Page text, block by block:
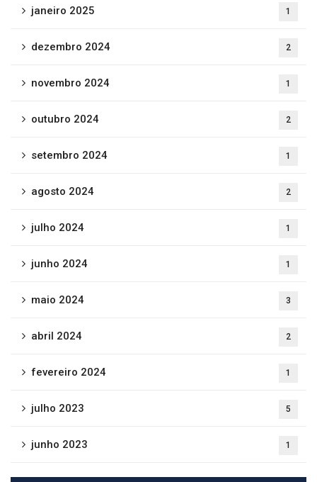
janeiro 2025 1
dezembro 2024 2
novembro 2024 1
outubro 2024 2
setembro 2024 1
agosto 2024 2
julho 2024 1
junho 2024 1
maio 2024 3
abril 2024 2
fevereiro 2024 1
julho 2023 5
junho 2023 1